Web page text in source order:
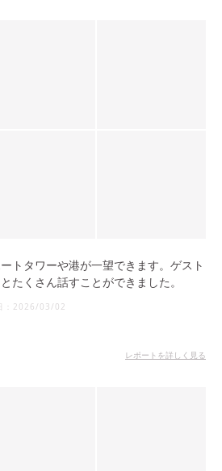
トタワーや港が一望できます。ゲスト
たくさん話すことができました。
2026/03/02
レポートを詳しく見る